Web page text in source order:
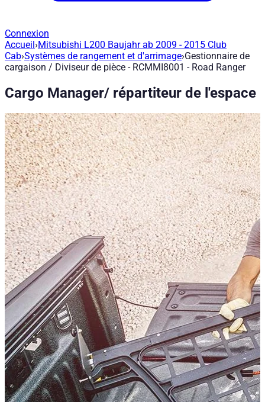
Connexion
Gestionnaire de cargaison / Diviseur de
Marque : Road Ranger® |
Caractéristiques techniques
Poids net:4kg
Poids brut:4kg
Variantes de configuration:1
Prix à partir de:350,30€TTC
Compatibilité véhicule
Compatible avec
Mitsubishi L200 Baujahr ab 2009 - 2015 Club Cab
Kategorien
Accessoires de Pick-up
Systèmes de rangement et d'arrimage
Accueil›Mitsubishi L200 Baujahr ab 2009 - 2015 Club
Cab›Systèmes de rangement et d'arrimage›Gestionnaire de
cargaison / Diviseur de pièce - RCMMI8001 - Road Ranger
Cargo Manager/ répartiteur de l'espace